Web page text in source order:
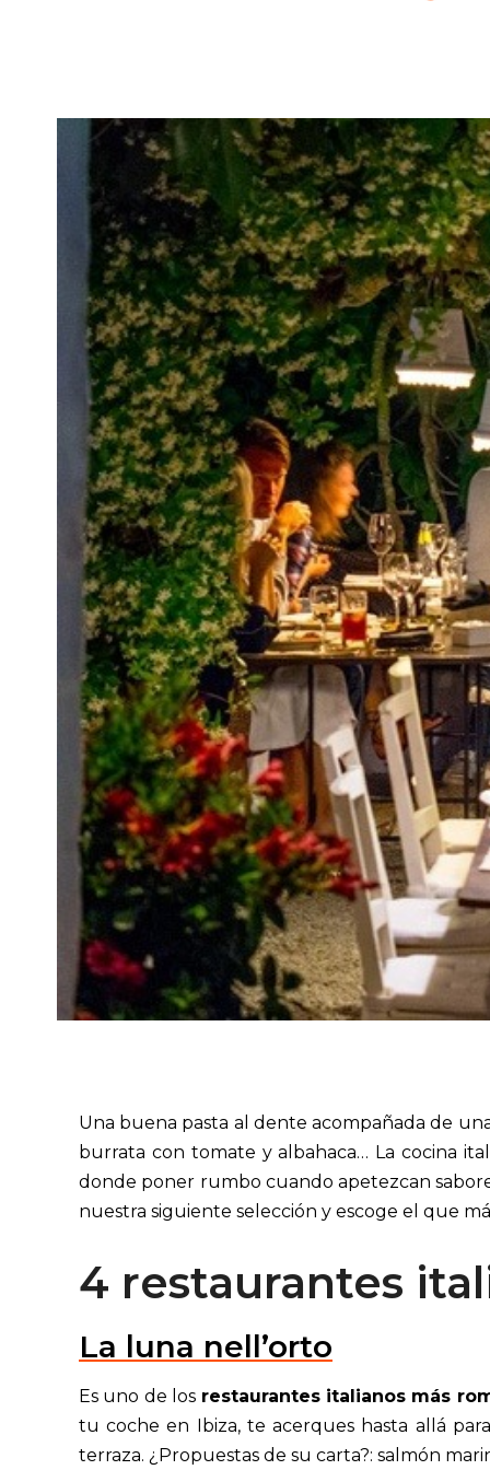
Una buena pasta al dente acompañada de
burrata con tomate y albahaca… La cocina
donde poner rumbo cuando apetezcan
nuestra siguiente selección y escoge el que
4 restaurantes
La luna nell’orto
Es uno de los restaurantes italianos más
tu coche en Ibiza, te acerques hasta allá
terraza. ¿Propuestas de su carta?: salmón